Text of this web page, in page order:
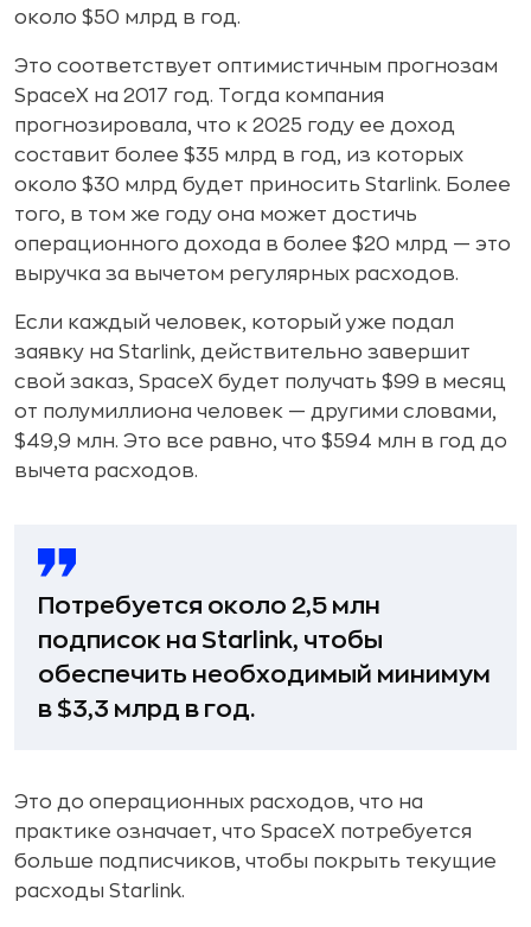
около $50 млрд в год.
Это соответствует оптимистичным прогнозам
SpaceX на 2017 год. Тогда компания
прогнозировала, что к 2025 году ее доход
составит более $35 млрд в год, из которых
около $30 млрд будет приносить Starlink. Более
того, в том же году она может достичь
операционного дохода в более $20 млрд — это
выручка за вычетом регулярных расходов.
Если каждый человек, который уже подал
заявку на Starlink, действительно завершит
свой заказ, SpaceX будет получать $99 в месяц
от полумиллиона человек — другими словами,
$49,9 млн. Это все равно, что $594 млн в год до
вычета расходов.
Потребуется около 2,5 млн
подписок на Starlink, чтобы
обеспечить необходимый минимум
в $3,3 млрд в год.
Это до операционных расходов, что на
практике означает, что SpaceX потребуется
больше подписчиков, чтобы покрыть текущие
расходы Starlink.